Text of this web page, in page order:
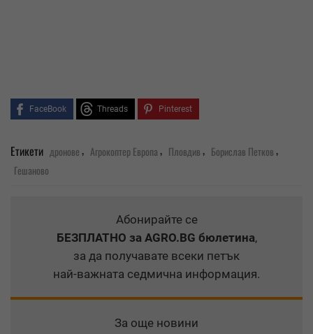
FaceBook Threads Pinterest
Етикети дронове, Агрокоптер Европа, Пловдив, Борислав Петков,
Гешаново
Абонирайте се
БЕЗПЛАТНО за AGRO.BG бюлетина,
за да получавате всеки петък
най-важната седмична информация.
За още новини